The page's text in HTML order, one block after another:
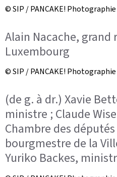
© SIP / PANCAKE! Photographie
Alain Nacache, grand
Luxembourg
© SIP / PANCAKE! Photographie
(de g. à dr.) Xavie
ministre ; Claude
Chambre des
bourgmestre de la
Yuriko Backes,